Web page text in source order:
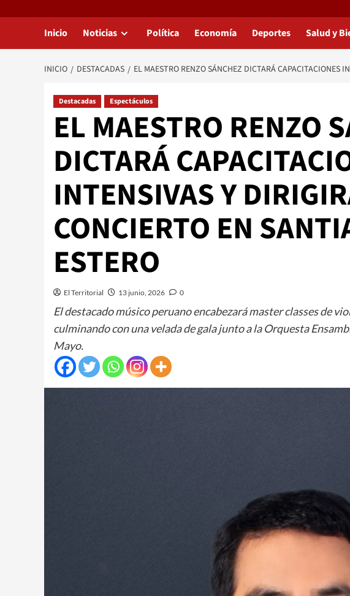
Inicio Noticias Política Economía Deportes Salud y
INICIO DESTACADAS EL MAESTRO RENZO SÁNCHEZ DICTARÁ CAPACITACIONES
Destacadas Espectáculos
EL MAESTRO RENZO
DICTARÁ
INTENSIVAS Y
CONCIERTO EN
ESTERO
El Territorial 13 junio, 2026 0
El destacado músico peruano encabezará master classes de
culminando con una velada de gala junto a la Orquesta
Mayo.